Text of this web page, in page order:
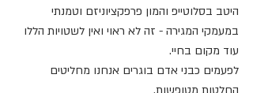
היטב בסלוטייפ והמון פרפקציוניזם וטמנתי
במעמקי המגירה - זה לא ראוי ואין לשטויות הללו
עוד מקום בחיי.
לפעמים כבני אדם בוגרים אנחנו מחליטים